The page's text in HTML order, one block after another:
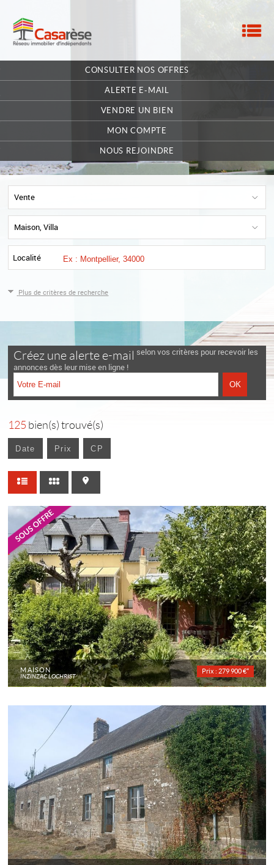
NOTRE RÉSEAU
MA SÉLECTION 0
POSTULEZ EN LIGNE
CONSULTER NOS OFFRES
ALERTE E-MAIL
VENDRE UN BIEN
MON COMPTE
NOUS REJOINDRE
Vente
Maison, Villa
Localité
Plus de critères de recherche
Créez une alerte e-mail selon vos critères pour recevoir les
annonces dès leur mise en ligne !
125 bien(s) trouvé(s)
Date Prix CP
MAISON
INZINZAC LOCHRIST
Prix : 279 900 €*